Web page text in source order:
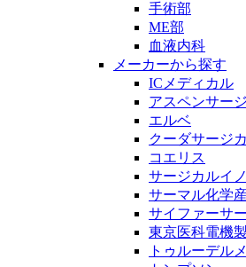
手術部
ME部
血液内科
メーカーから探す
ICメディカル
アスペンサー
エルベ
クーダサージ
コエリス
サージカルイ
サーマル化学
サイファーサ
東京医科電機
トゥルーデル